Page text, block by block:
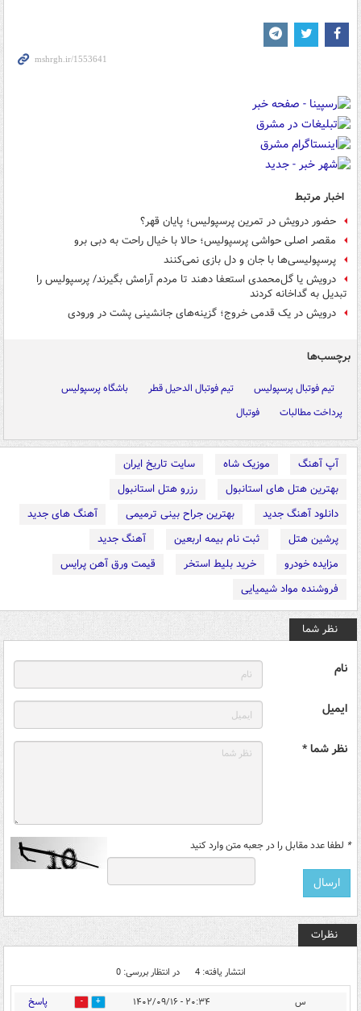
اخبار مرتبط
حضور درویش در تمرین پرسپولیس؛ پایان قهر؟
مقصر اصلی حواشی پرسپولیس؛ حالا با خیال راحت به دبی برو
پرسپولیسی‌ها با جان و دل بازی نمی‌کنند
درویش یا گل‌محمدی استعفا دهند تا مردم آرامش بگیرند/ پرسپولیس را
تبدیل به گداخانه کردند
درویش در یک قدمی خروج؛ گزینه‌های جانشینی پشت در ورودی
برچسب‌ها
تیم فوتبال پرسپولیس تیم فوتبال الدحیل قطر
باشگاه پرسپولیس
پرداخت مطالبات
فوتبال
آپ آهنگ موزیک شاه
سایت تاریخ ایران
بهترین هتل های استانبول
رزرو هتل استانبول
دانلود آهنگ جدید
بهترین جراح بینی ترمیمی
آهنگ های جدید
پرشین هتل
ثبت نام بیمه اربعین
آهنگ جدید
مزایده خودرو
خرید بلیط استخر
قیمت ورق آهن پرایس
فروشنده مواد شیمیایی
نظر شما
نام
ایمیل
نظر شما *
* لطفا عدد مقابل را در جعبه متن وارد کنید
نظرات
انتشار یافته: 4 در انتظار بررسی: 0
س ۲۰:۳۴ - ۱۴۰۲/۰۹/۱۶ 0 پاسخ